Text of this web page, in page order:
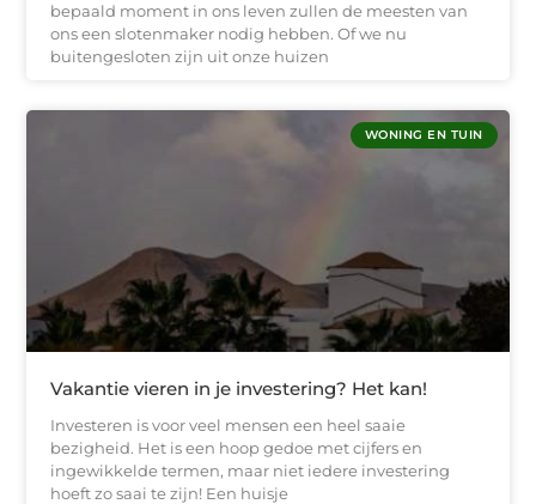
bepaald moment in ons leven zullen de meesten van
ons een slotenmaker nodig hebben. Of we nu
buitengesloten zijn uit onze huizen
WONING EN TUIN
Vakantie vieren in je investering? Het kan!
Investeren is voor veel mensen een heel saaie
bezigheid. Het is een hoop gedoe met cijfers en
ingewikkelde termen, maar niet iedere investering
hoeft zo saai te zijn! Een huisje